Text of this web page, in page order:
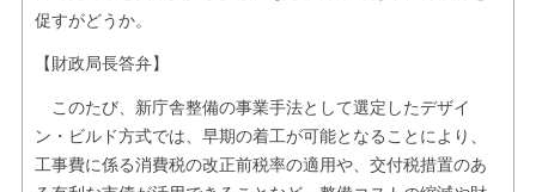
促すがどうか。
【財政局長答弁】
このたび、新庁舎整備の事業手法として選定したデザイ
ン・ビルド方式では、早期の着工が可能となることにより、
工事費に係る消費税の改正前税率の適用や、交付税措置のあ